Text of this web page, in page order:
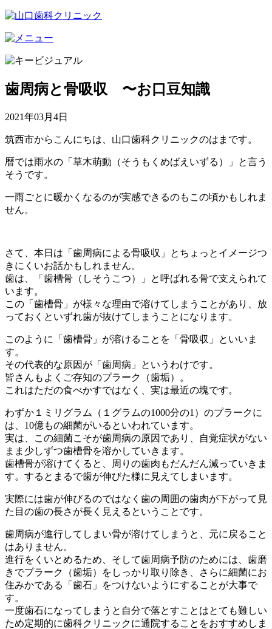
歯周病と骨吸収 〜お口豆知識
2021年03月4日
筑西市からこんにちは、山口歯科クリニックのはまです。
暦では雨水の「草木萌動（そうもくめばえいずる）」と言う
そうです。
一雨ごとに暖かくなるのが実感できるのもこの頃かもしれま
せん。
さて、本日は「歯周病による骨吸収」とちょっとイメージつ
きにくいお話かもしれません。
歯は、「歯槽骨（しそうこつ）」と呼ばれる骨で支えられて
います。
この「歯槽骨」が様々な理由で溶けてしまうことがあり、放
っておくといずれ歯が抜けてしまうことになります。
このように「歯槽骨」が溶けることを「骨吸収」といいま
す。
その代表的な原因が「歯周病」というわけです。
皆さんもよくご存知のプラーク（歯垢）。
これはただの食べかすではなく、実は最近の塊です。
わずか１ミリグラム（１グラムの1000分の1）のプラークに
は、10億もの細菌がいるといわれています。
実は、この細菌こそが歯周病の原因であり、自覚症状がない
まま少しずつ歯槽骨を溶かしていきます。
歯槽骨が溶けてくると、周りの歯肉もだんだん減っていきま
す。するとまるで歯が伸びた様に見えてしまいます。
実際には歯が伸びるのではなく歯の周囲の歯肉が下がって見
た目の歯の長さが長く見えるということです。
歯周病が進行してしまい骨が溶けてしまうと、元に戻ること
はありません。
進行をくいとめるため、そして歯周病予防のためには、歯磨
きでプラーク（歯垢）をしっかり取り除き、さらに細菌にお
住みかである「歯石」をつけないようにすることが大事で
す。
一度歯石になってしまうと自分で落とすことはとても難しい
ため定期的に歯科クリニックに通院することをおすすめしま